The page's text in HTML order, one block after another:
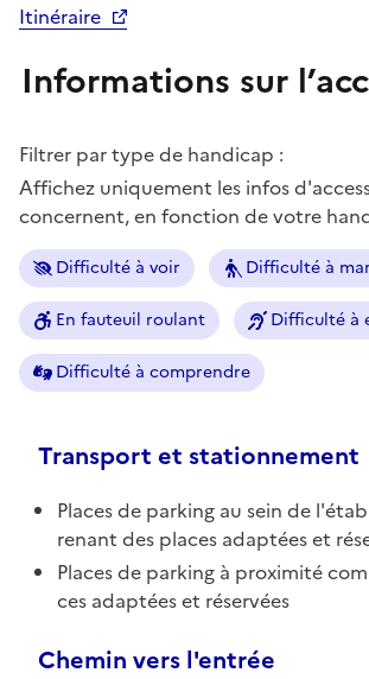
Itinéraire
Informations sur
Filtrer par type de handicap :
Affichez uniquement les infos
concernent, en fonction de votre
Difficulté à voir Difficulté à
En fauteuil roulant Difficulté à
Difficulté à comprendre
Transport et stationnement
Places de parking au sein de
renant des places adaptées et
Places de parking à proximité
ces adaptées et réservées
Chemin vers l'entrée